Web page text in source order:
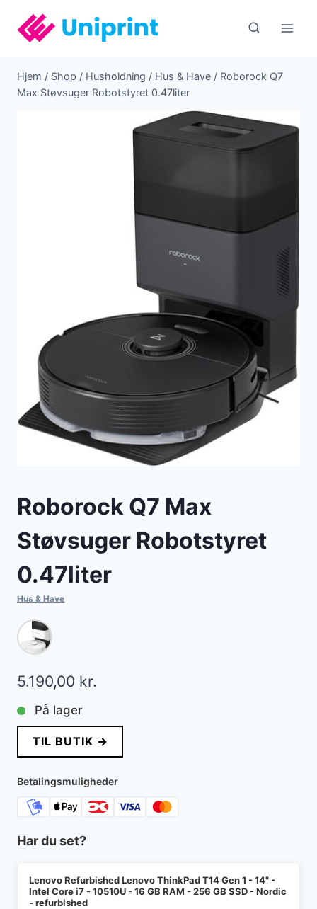
indhold
Hjem / Shop / Husholdning / Hus & Have / Roborock Q7
Max Støvsuger Robotstyret 0.47liter
Roborock Q7 Max
Støvsuger Robotstyret
0.47liter
Hus & Have
5.190,00 kr.
På lager
TIL BUTIK →
Betalingsmuligheder
Har du set?
Lenovo Refurbished Lenovo ThinkPad T14 Gen 1 - 14" -
Intel Core i7 - 10510U - 16 GB RAM - 256 GB SSD - Nordic
- refurbished